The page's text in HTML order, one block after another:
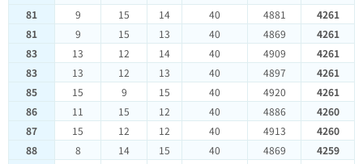
81
9 15 14 40 4881
4261
81
9 15 13 40 4869
4261
83
13 12 14 40 4909
4261
83
13 12 13 40 4897
4261
85
15 9 15 40 4920
4261
86
11 15 12 40 4886
4260
87
15 12 12 40 4913
4260
88
8 14 15 40 4869
4259